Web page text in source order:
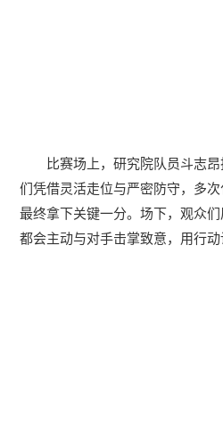
比赛场上，研究院队员斗志
们凭借灵活走位与严密防守，多
最终拿下关键一分。场下，观众
都会主动与对手击掌致意，用行动